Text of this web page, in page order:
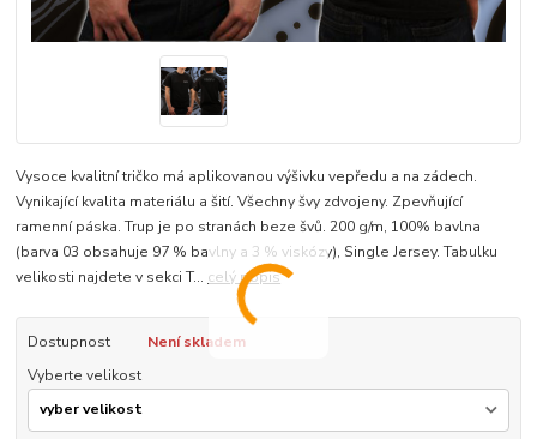
Vysoce kvalitní tričko má aplikovanou výšivku vepředu a na zádech.
Vynikající kvalita materiálu a šití. Všechny švy zdvojeny. Zpevňující
ramenní páska. Trup je po stranách beze švů. 200 g/m, 100% bavlna
(barva 03 obsahuje 97 % bavlny a 3 % viskózy), Single Jersey. Tabulku
velikosti najdete v sekci T... celý popis
Dostupnost
Není skladem
Vyberte velikost